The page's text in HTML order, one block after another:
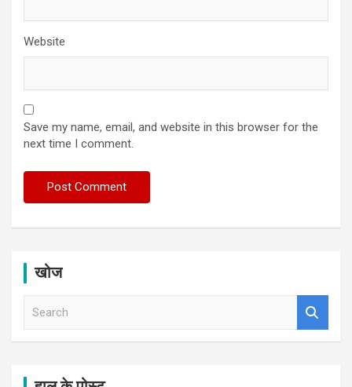
Website
Save my name, email, and website in this browser for the
next time I comment.
खोज